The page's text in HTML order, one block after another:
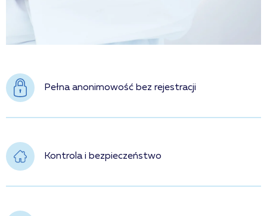
Pełna anonimowość bez rejestracji
Kontrola i bezpieczeństwo